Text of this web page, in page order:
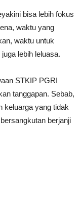
bisa lebih fokus
waktu yang
waktu untuk
lebih leluasa.
STKIP PGRI
tanggapan. Sebab,
keluarga yang tidak
berjanji